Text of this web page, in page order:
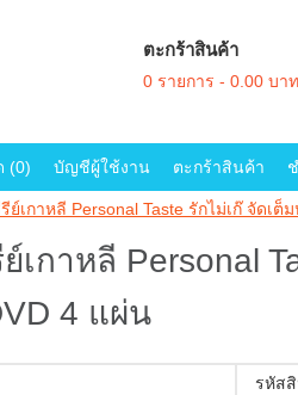
ตะกร้าสินค้า
0 รายการ - 0.00 บาท
(0) บัญชีผู้ใช้งาน ตะกร้าสินค้า
ย์เกาหลี Personal Taste รักไม่เก๊ จัดเต็
เกาหลี Personal
4 แผ่น
รหัส